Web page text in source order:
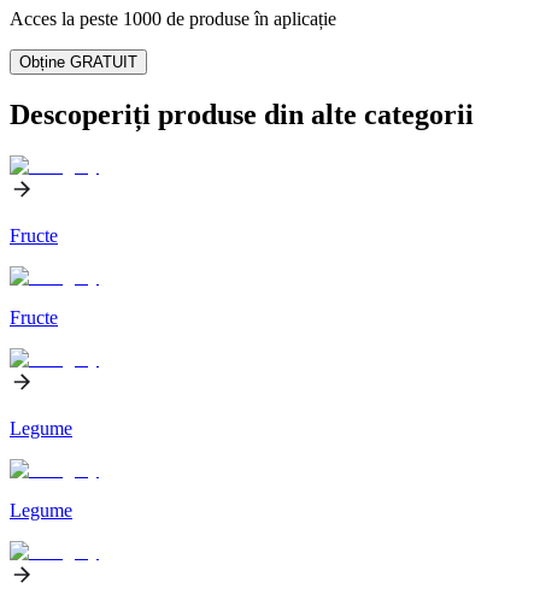
Acces la peste 1000 de produse în aplicație
Obține GRATUIT
Descoperiți produse din alte categorii
Fructe
Fructe
Legume
Legume